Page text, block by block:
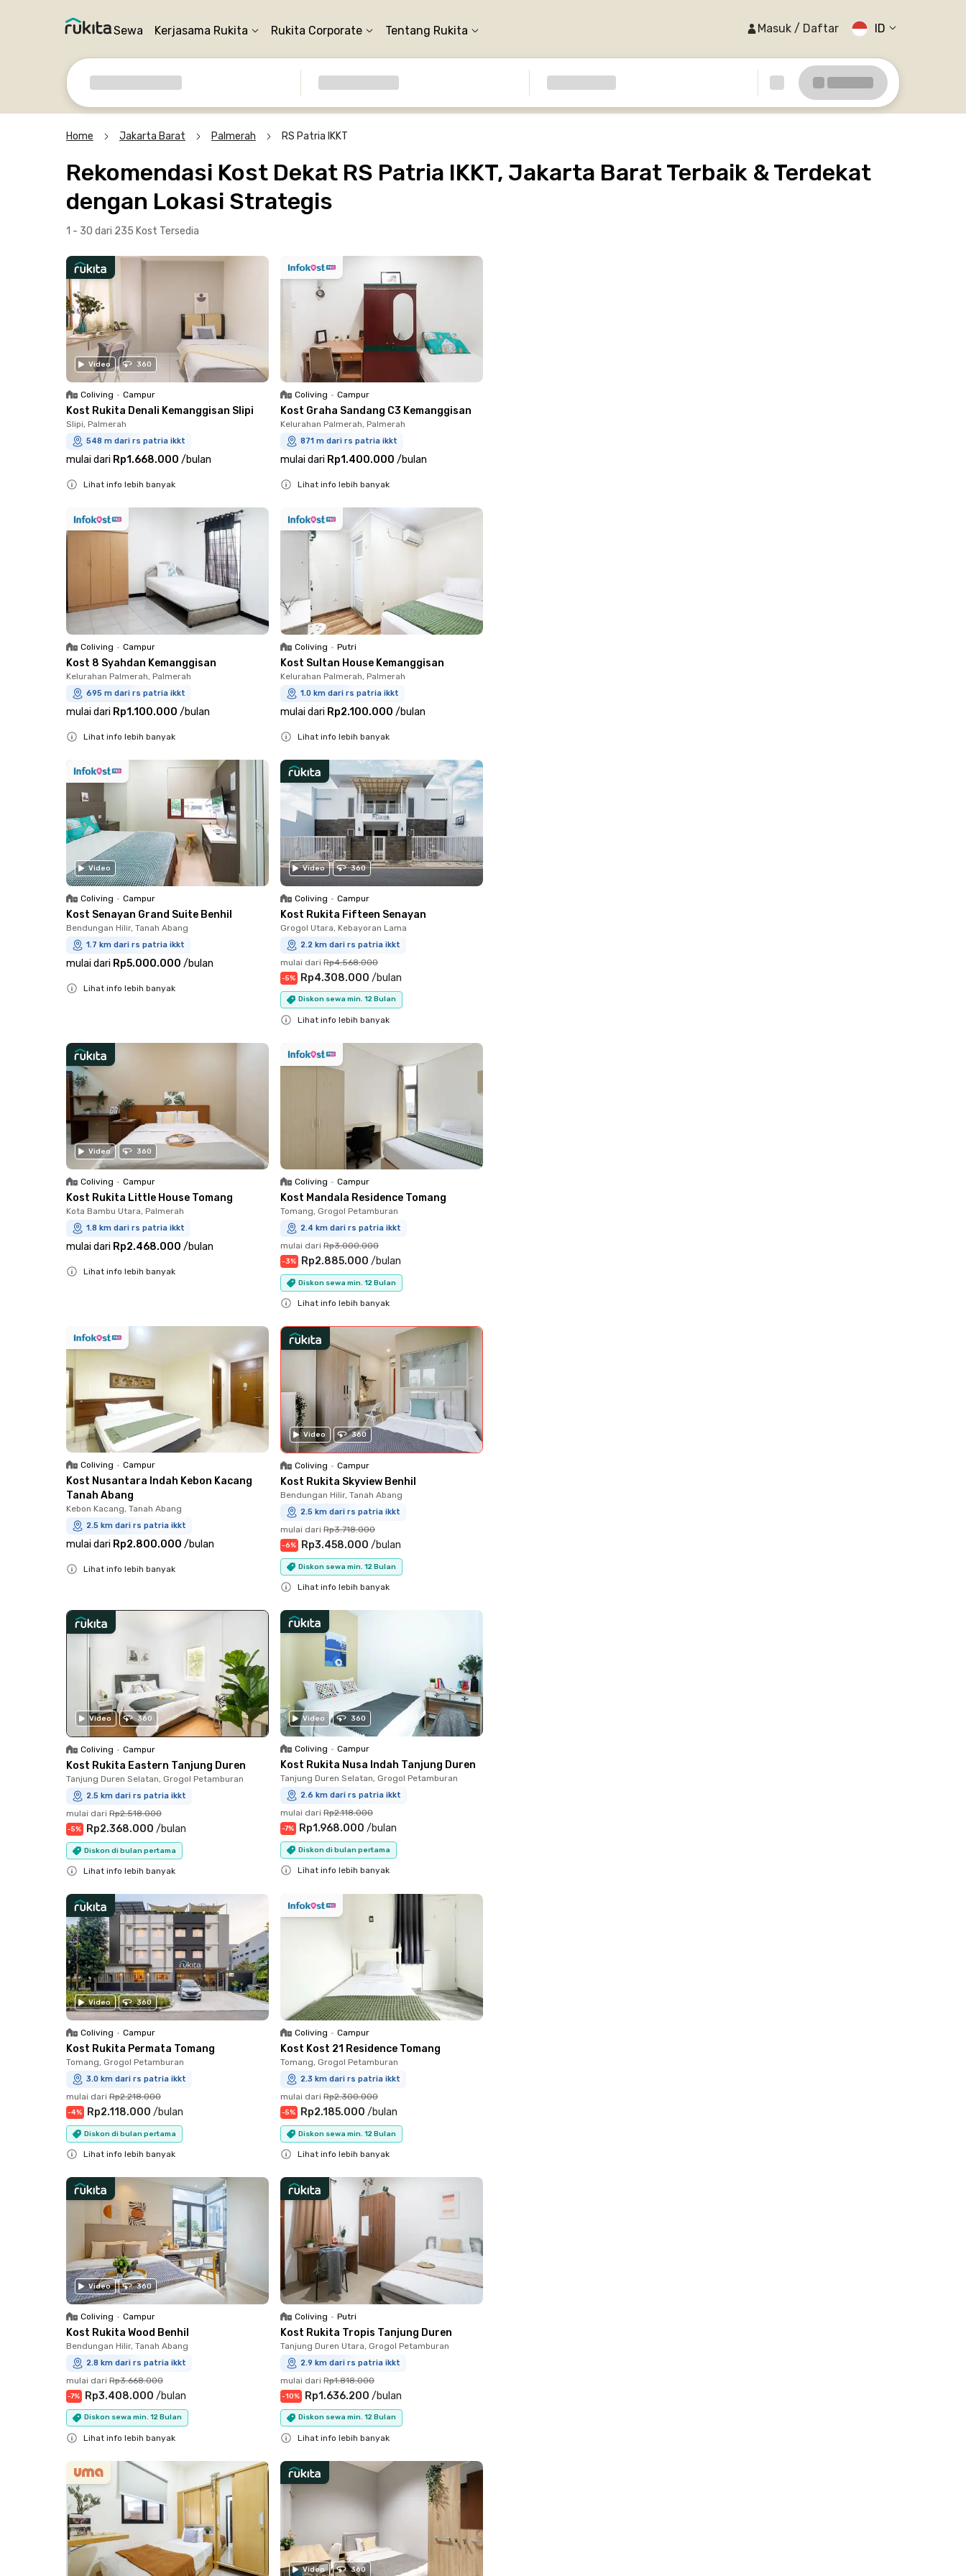
Sewa Kerjasama Rukita Rukita Corporate Tentang Rukita Masuk / Daftar ID
Home Jakarta Barat Palmerah RS Patria IKKT
Rekomendasi Kost Dekat RS Patria IKKT, Jakarta Barat Terbaik & Terdekat
dengan Lokasi Strategis
1 - 30 dari 235 Kost Tersedia
Video 360
Coliving • Campur
Kost Rukita Denali Kemanggisan Slipi
Slipi, Palmerah
548 m dari rs patria ikkt
mulai dari Rp1.668.000 /bulan
Lihat info lebih banyak
Coliving • Campur
Kost Graha Sandang C3 Kemanggisan
Kelurahan Palmerah, Palmerah
871 m dari rs patria ikkt
mulai dari Rp1.400.000 /bulan
Lihat info lebih banyak
Coliving • Campur
Kost 8 Syahdan Kemanggisan
Kelurahan Palmerah, Palmerah
695 m dari rs patria ikkt
mulai dari Rp1.100.000 /bulan
Lihat info lebih banyak
Coliving • Putri
Kost Sultan House Kemanggisan
Kelurahan Palmerah, Palmerah
1.0 km dari rs patria ikkt
mulai dari Rp2.100.000 /bulan
Lihat info lebih banyak
Video
Coliving • Campur
Kost Senayan Grand Suite Benhil
Bendungan Hilir, Tanah Abang
1.7 km dari rs patria ikkt
mulai dari Rp5.000.000 /bulan
Lihat info lebih banyak
Video 360
Coliving • Campur
Kost Rukita Fifteen Senayan
Grogol Utara, Kebayoran Lama
2.2 km dari rs patria ikkt
mulai dari Rp4.568.000
-5% Rp4.308.000 /bulan
Diskon sewa min. 12 Bulan
Lihat info lebih banyak
Video 360
Coliving • Campur
Kost Rukita Little House Tomang
Kota Bambu Utara, Palmerah
1.8 km dari rs patria ikkt
mulai dari Rp2.468.000 /bulan
Lihat info lebih banyak
Coliving • Campur
Kost Mandala Residence Tomang
Tomang, Grogol Petamburan
2.4 km dari rs patria ikkt
mulai dari Rp3.000.000
-3% Rp2.885.000 /bulan
Diskon sewa min. 12 Bulan
Lihat info lebih banyak
Coliving • Campur
Kost Nusantara Indah Kebon Kacang
Tanah Abang
Kebon Kacang, Tanah Abang
2.5 km dari rs patria ikkt
mulai dari Rp2.800.000 /bulan
Lihat info lebih banyak
Video 360
Coliving • Campur
Kost Rukita Skyview Benhil
Bendungan Hilir, Tanah Abang
2.5 km dari rs patria ikkt
mulai dari Rp3.718.000
-6% Rp3.458.000 /bulan
Diskon sewa min. 12 Bulan
Lihat info lebih banyak
Video 360
Coliving • Campur
Kost Rukita Eastern Tanjung Duren
Tanjung Duren Selatan, Grogol Petamburan
2.5 km dari rs patria ikkt
mulai dari Rp2.518.000
-5% Rp2.368.000 /bulan
Diskon di bulan pertama
Lihat info lebih banyak
Video 360
Coliving • Campur
Kost Rukita Nusa Indah Tanjung Duren
Tanjung Duren Selatan, Grogol Petamburan
2.6 km dari rs patria ikkt
mulai dari Rp2.118.000
-7% Rp1.968.000 /bulan
Diskon di bulan pertama
Lihat info lebih banyak
Video 360
Coliving • Campur
Kost Rukita Permata Tomang
Tomang, Grogol Petamburan
3.0 km dari rs patria ikkt
mulai dari Rp2.218.000
-4% Rp2.118.000 /bulan
Diskon di bulan pertama
Lihat info lebih banyak
Coliving • Campur
Kost Kost 21 Residence Tomang
Tomang, Grogol Petamburan
2.3 km dari rs patria ikkt
mulai dari Rp2.300.000
-5% Rp2.185.000 /bulan
Diskon sewa min. 12 Bulan
Lihat info lebih banyak
Video 360
Coliving • Campur
Kost Rukita Wood Benhil
Bendungan Hilir, Tanah Abang
2.8 km dari rs patria ikkt
mulai dari Rp3.668.000
-7% Rp3.408.000 /bulan
Diskon sewa min. 12 Bulan
Lihat info lebih banyak
Coliving • Putri
Kost Rukita Tropis Tanjung Duren
Tanjung Duren Utara, Grogol Petamburan
2.9 km dari rs patria ikkt
mulai dari Rp1.818.000
-10% Rp1.636.200 /bulan
Diskon sewa min. 12 Bulan
Lihat info lebih banyak
Video 360